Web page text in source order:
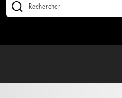
Rechercher